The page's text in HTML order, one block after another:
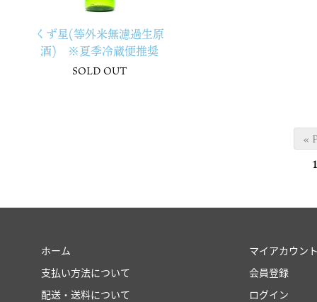
くず星(等外米無濾過生原
酒) ※夏季冷蔵便推奨
SOLD OUT
«
1
ホーム
支払い方法について
配送・送料について
マイアカウン
会員登録
ログイン